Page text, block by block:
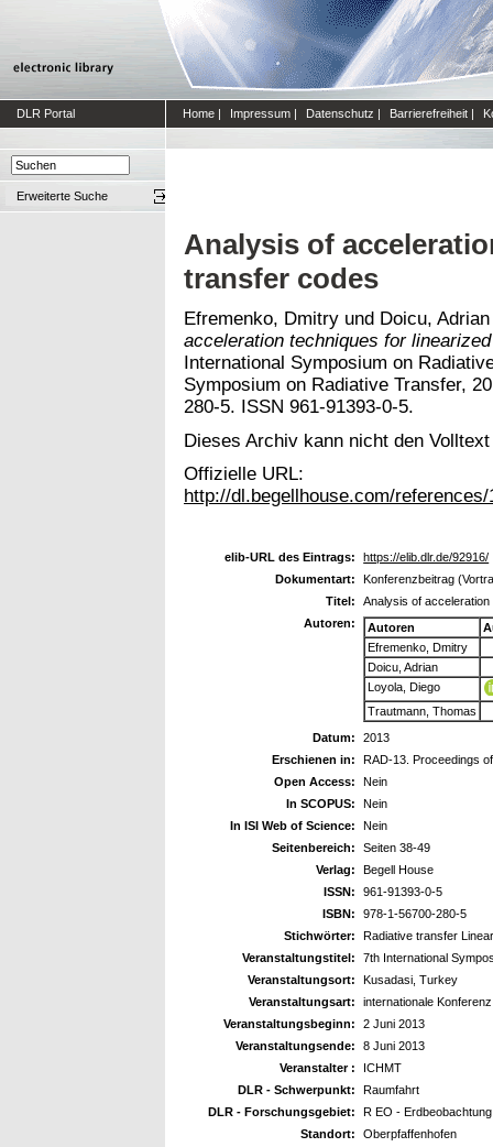
DLR Portal Home | Impressum | Datenschutz | Barrierefreiheit |
Erweiterte Suche
Analysis of
transfer codes
Efremenko, Dmitry und Doicu, Adrian
acceleration techniques for
International Symposium on
Symposium on Radiative Transfer,
280-5. ISSN 961-91393-0-5.
Dieses Archiv kann nicht den
Offizielle URL:
http://dl.begellhouse.com/
elib-URL des Eintrags:
https://elib.dlr.de/92916/
Dokumentart:
Konferenzbeitrag
Titel:
Analysis of
Autoren:
Autoren
Efremenko, Dmitry
Doicu, Adrian
Loyola, Diego
Trautmann, Thomas
Datum:
2013
Erschienen in:
RAD-13. Proceedings
Open Access:
Nein
In SCOPUS:
Nein
In ISI Web of Science:
Nein
Seitenbereich:
Seiten 38-49
Verlag:
Begell House
ISSN:
961-91393-0-5
ISBN:
978-1-56700-280-5
Stichwörter:
Radiative transfer
Veranstaltungstitel:
7th International
Veranstaltungsort:
Kusadasi, Turkey
Veranstaltungsart:
internationale Konferenz
Veranstaltungsbeginn:
2 Juni 2013
Veranstaltungsende:
8 Juni 2013
Veranstalter :
ICHMT
DLR - Schwerpunkt:
Raumfahrt
DLR - Forschungsgebiet:
R EO - Erdbeobachtung
Standort:
Oberpfaffenhofen